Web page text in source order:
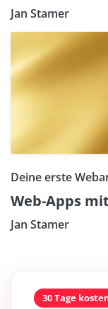
Jan Stamer
Deine erste
Web-Apps
Jan Stamer
30 Tage